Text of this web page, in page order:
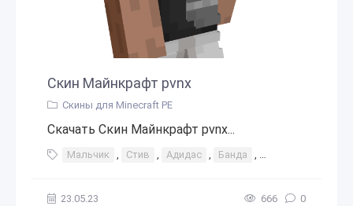
Скин Майнкрафт pvnx
Скины для Minecraft PE
Скачать Скин Майнкрафт pvnx...
Мальчик , Стив , Адидас , Банда , Гангстер
23.05.23 666 0